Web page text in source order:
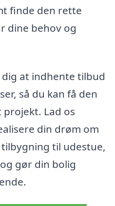
finde den rette
dine behov og
at indhente tilbud
så du kan få den
Lad os
din drøm om
til udestue,
gør din bolig